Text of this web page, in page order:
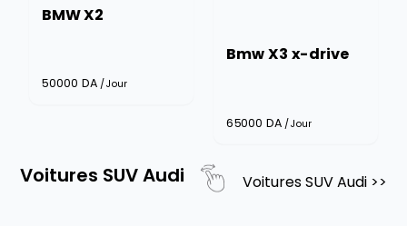
BMW X2
50000 DA /Jour
Bmw X3 x-drive
65000 DA /Jour
Voitures SUV Audi Voitures SUV Audi >>